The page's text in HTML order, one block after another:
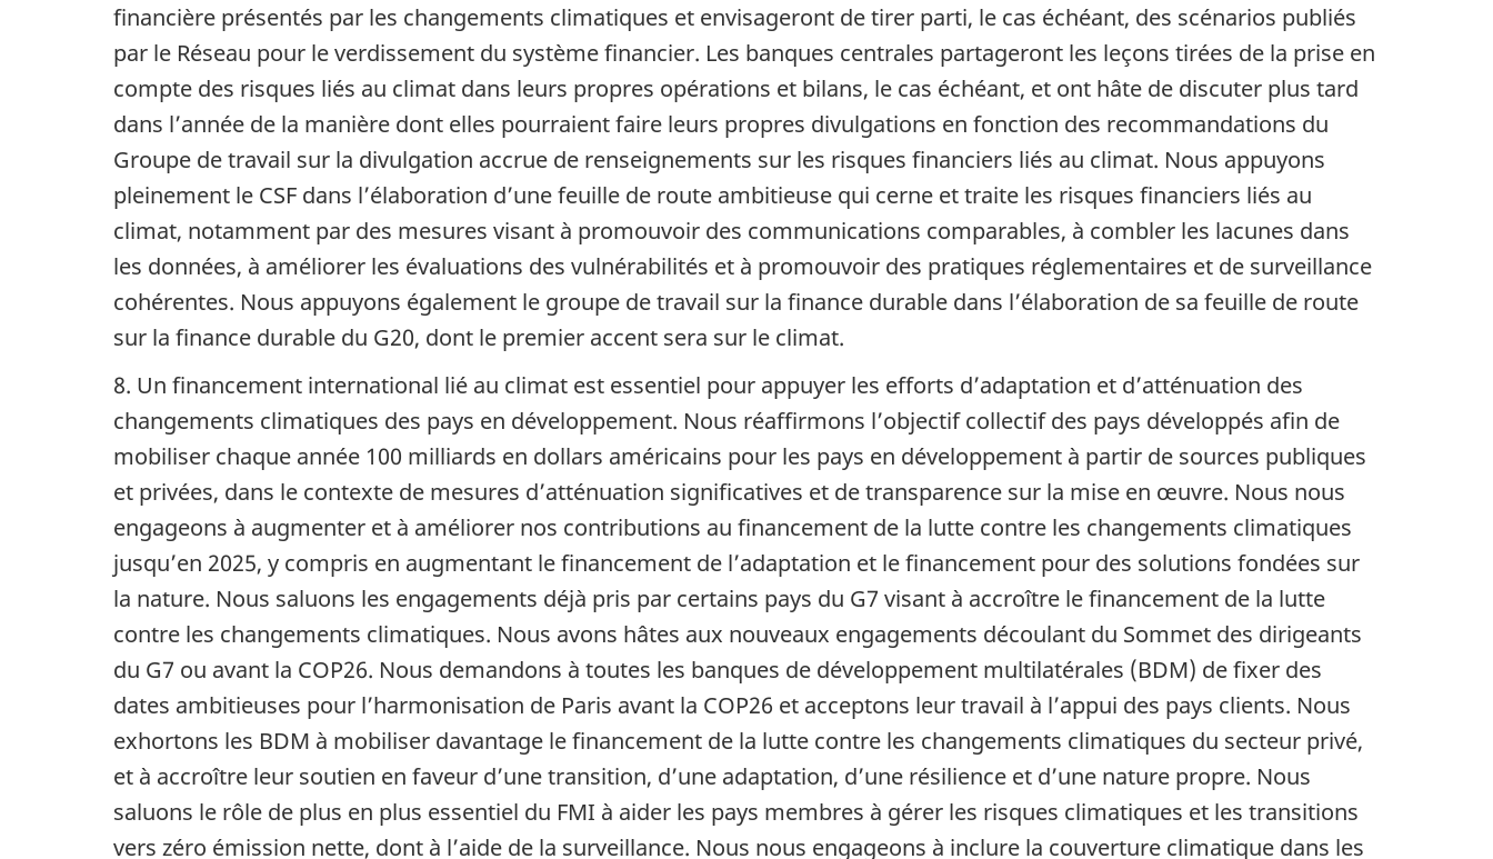
financière présentés par les changements climatiques et envisageront de tirer parti, le cas échéant, des scénarios publiés
par le Réseau pour le verdissement du système financier. Les banques centrales partageront les leçons tirées de la prise en
compte des risques liés au climat dans leurs propres opérations et bilans, le cas échéant, et ont hâte de discuter plus tard
dans l’année de la manière dont elles pourraient faire leurs propres divulgations en fonction des recommandations du
Groupe de travail sur la divulgation accrue de renseignements sur les risques financiers liés au climat. Nous appuyons
pleinement le CSF dans l’élaboration d’une feuille de route ambitieuse qui cerne et traite les risques financiers liés au
climat, notamment par des mesures visant à promouvoir des communications comparables, à combler les lacunes dans
les données, à améliorer les évaluations des vulnérabilités et à promouvoir des pratiques réglementaires et de surveillance
cohérentes. Nous appuyons également le groupe de travail sur la finance durable dans l’élaboration de sa feuille de route
sur la finance durable du G20, dont le premier accent sera sur le climat.
8. Un financement international lié au climat est essentiel pour appuyer les efforts d’adaptation et d’atténuation des
changements climatiques des pays en développement. Nous réaffirmons l’objectif collectif des pays développés afin de
mobiliser chaque année 100 milliards en dollars américains pour les pays en développement à partir de sources publiques
et privées, dans le contexte de mesures d’atténuation significatives et de transparence sur la mise en œuvre. Nous nous
engageons à augmenter et à améliorer nos contributions au financement de la lutte contre les changements climatiques
jusqu’en 2025, y compris en augmentant le financement de l’adaptation et le financement pour des solutions fondées sur
la nature. Nous saluons les engagements déjà pris par certains pays du G7 visant à accroître le financement de la lutte
contre les changements climatiques. Nous avons hâtes aux nouveaux engagements découlant du Sommet des dirigeants
du G7 ou avant la COP26. Nous demandons à toutes les banques de développement multilatérales (BDM) de fixer des
dates ambitieuses pour l’harmonisation de Paris avant la COP26 et acceptons leur travail à l’appui des pays clients. Nous
exhortons les BDM à mobiliser davantage le financement de la lutte contre les changements climatiques du secteur privé,
et à accroître leur soutien en faveur d’une transition, d’une adaptation, d’une résilience et d’une nature propre. Nous
saluons le rôle de plus en plus essentiel du FMI à aider les pays membres à gérer les risques climatiques et les transitions
vers zéro émission nette, dont à l’aide de la surveillance. Nous nous engageons à inclure la couverture climatique dans les